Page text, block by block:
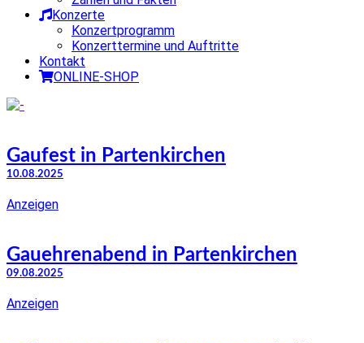
Konzerte
Konzertprogramm
Konzerttermine und Auftritte
Kontakt
ONLINE-SHOP
Gaufest in Partenkirchen
10.08.2025
Anzeigen
Gauehrenabend in Partenkirchen
09.08.2025
Anzeigen